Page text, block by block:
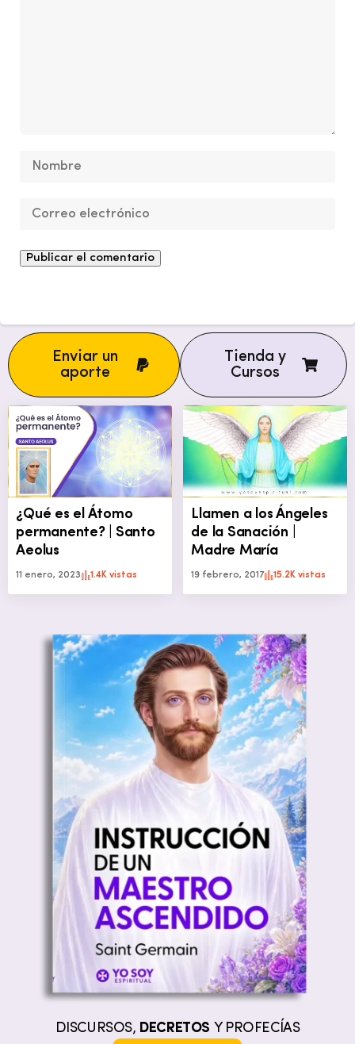
Enviar un
aporte
Tienda y
Cursos
¿Qué es el Átomo
permanente? | Santo
Aeolus
11 enero, 2023 1.4K vistas
Llamen a los Ángeles
de la Sanación |
Madre María
19 febrero, 2017 15.2K vistas
DISCURSOS, DECRETOS Y PROFECÍAS